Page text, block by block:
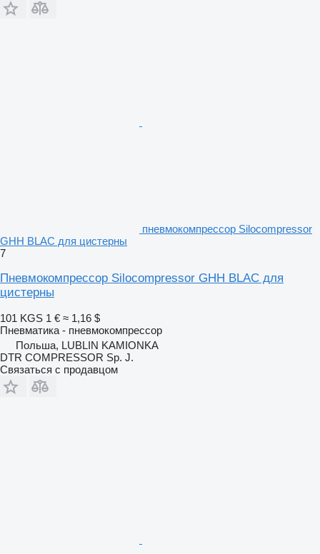
пневмокомпрессор Silocompressor
GHH BLAC для цистерны
7
Пневмокомпрессор Silocompressor GHH BLAC для
цистерны
101 KGS 1 € ≈ 1,16 $
Пневматика - пневмокомпрессор
Польша, LUBLIN KAMIONKA
DTR COMPRESSOR Sp. J.
Связаться с продавцом